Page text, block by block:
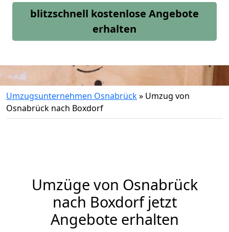
blitzschnell kostenlose Angebote
erhalten
Umzugsunternehmen Osnabrück» Umzug von
Osnabrück nach Boxdorf
Umzüge von Osnabrück
nach Boxdorf jetzt
Angebote erhalten